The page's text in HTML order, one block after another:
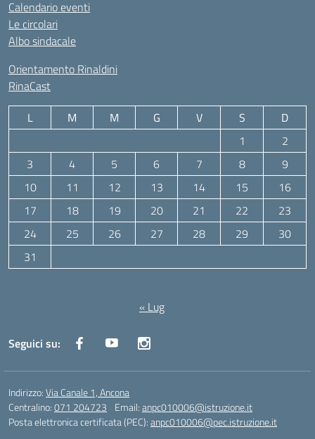
Calendario eventi
Le circolari
Albo sindacale
Orientamento Rinaldini
RinaCast
L M M G V S
D
1
2
3
4 5 6 7 8
9
10
11 12 13 14 15
16
17
18 19 20 21 22
23
24
25 26 27 28 29
30
31
« Lug
Seguici su:
Indirizzo:Via Canale 1, Ancona
Centralino:071 204723 Email:anpc010006@istruzione.it
Posta elettronica certificata (PEC):anpc010006@pec.istruzione.it